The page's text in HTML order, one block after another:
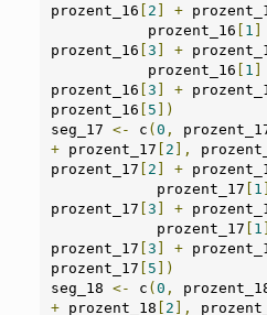
prozent_16 [ 2 ] +
           prozent_16
[ 1 ]
prozent_16 [3 ] +
           prozent_16
[ 1 ]
prozent_16 [3 ] +
prozent_16 [ 5 ])
seg_17 <- c (0 ,
+ prozent_17 [ 2 ],
prozent_17 [ 2 ] +
            prozent_17
[ 1 ]
prozent_17 [3 ] +
            prozent_17
[ 1 ]
prozent_17 [3 ] +
prozent_17 [ 5 ])
seg_18 <- c (0 ,
+ prozent_18 [ 2 ],